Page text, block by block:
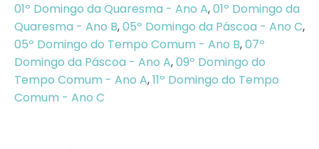
01º Domingo da Quaresma - Ano A,01º Domingo da
Quaresma - Ano B,05º Domingo da Páscoa - Ano C,
05º Domingo do Tempo Comum - Ano B,07º
Domingo da Páscoa - Ano A,09º Domingo do
Tempo Comum - Ano A,11º Domingo do Tempo
Comum - Ano C